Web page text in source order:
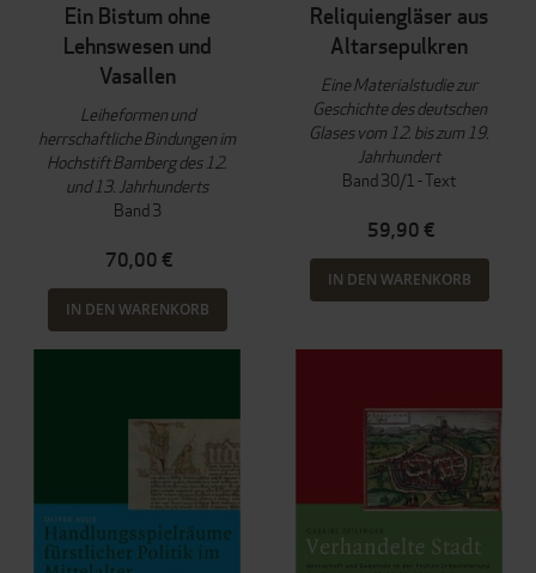
Ein Bistum ohne
Lehnswesen und
Vasallen
Leiheformen und
herrschaftliche Bindungen im
Hochstift Bamberg des 12.
und 13. Jahrhunderts
Band 3
70,00 €
IN DEN WARENKORB
Reliquiengläser aus
Altarsepulkren
Eine Materialstudie zur
Geschichte des deutschen
Glases vom 12. bis zum 19.
Jahrhundert
Band 30/1 - Text
59,90 €
IN DEN WARENKORB